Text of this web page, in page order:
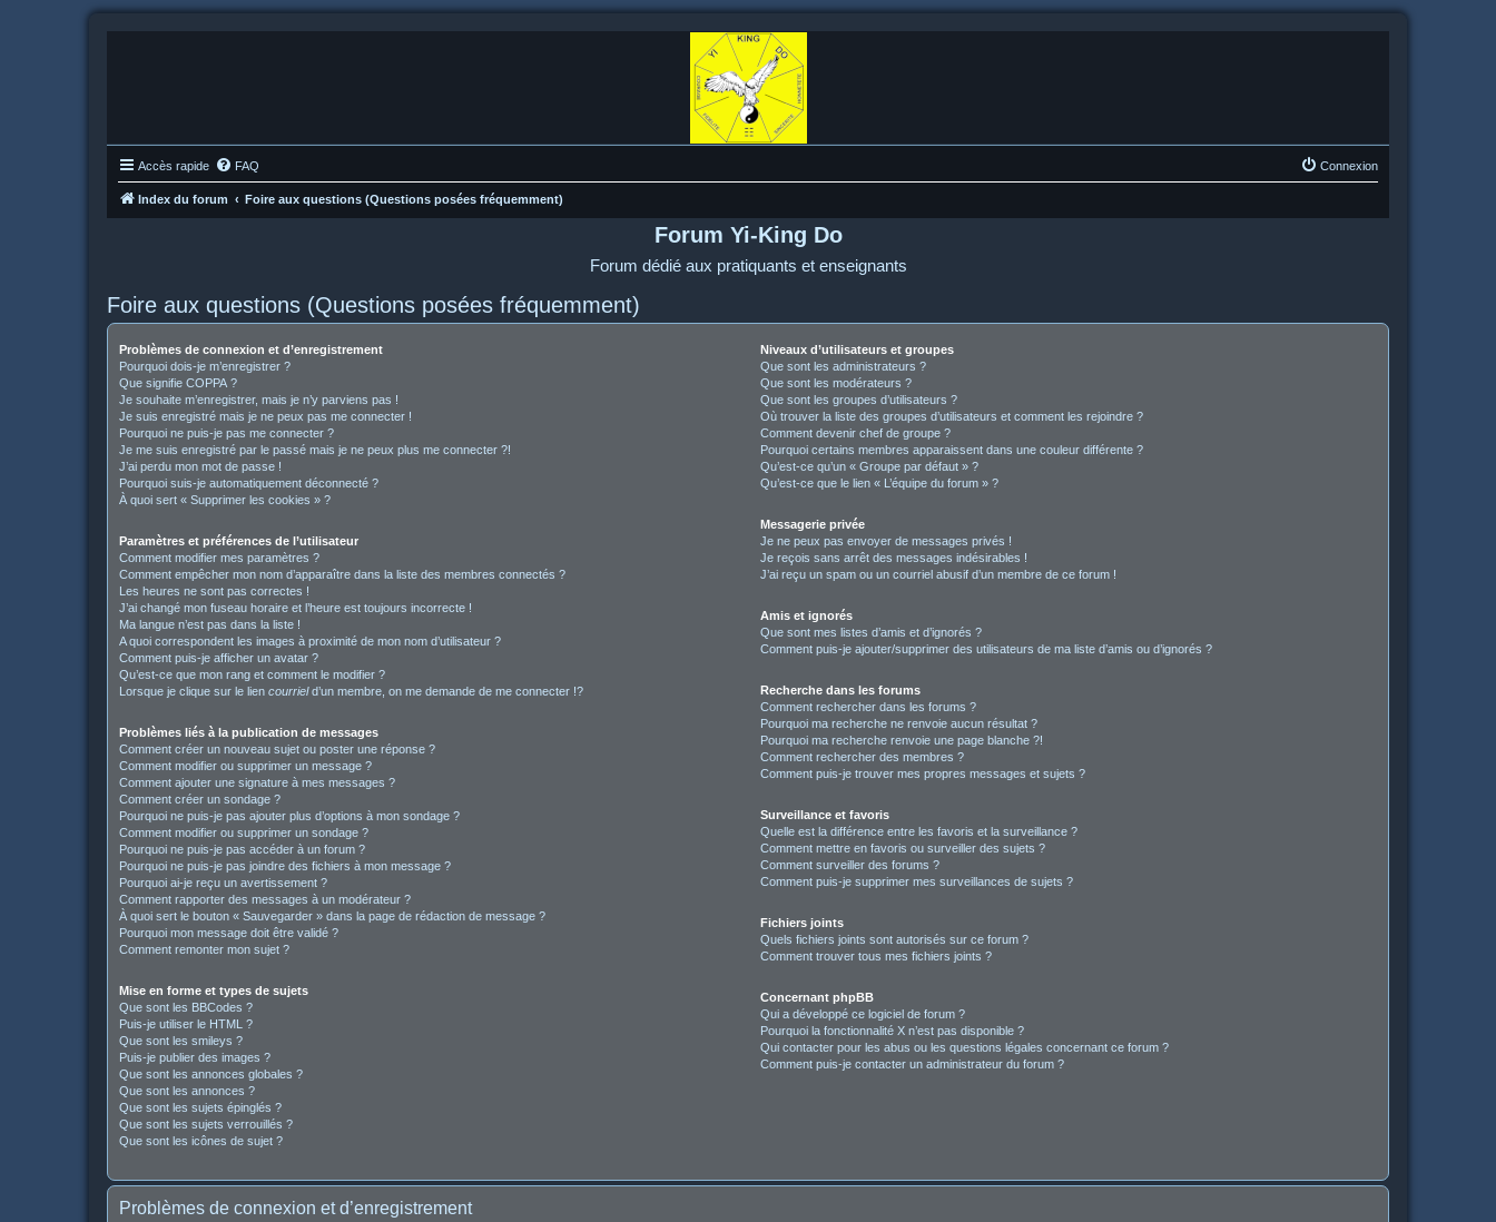
Accès rapide FAQ Connexion
Index du forum Foire aux questions (Questions posées fréquemment)
Forum Yi-King Do
Forum dédié aux pratiquants et enseignants
Foire aux questions (Questions posées fréquemment)
Problèmes de connexion et d’enregistrement
Pourquoi dois-je m’enregistrer ?
Que signifie COPPA ?
Je souhaite m’enregistrer, mais je n’y parviens pas !
Je suis enregistré mais je ne peux pas me connecter !
Pourquoi ne puis-je pas me connecter ?
Je me suis enregistré par le passé mais je ne peux plus me connecter ?!
J’ai perdu mon mot de passe !
Pourquoi suis-je automatiquement déconnecté ?
À quoi sert « Supprimer les cookies » ?
Paramètres et préférences de l’utilisateur
Comment modifier mes paramètres ?
Comment empêcher mon nom d’apparaître dans la liste des membres connectés ?
Les heures ne sont pas correctes !
J’ai changé mon fuseau horaire et l’heure est toujours incorrecte !
Ma langue n’est pas dans la liste !
A quoi correspondent les images à proximité de mon nom d’utilisateur ?
Comment puis-je afficher un avatar ?
Qu’est-ce que mon rang et comment le modifier ?
Lorsque je clique sur le lien courrield’un membre, on me demande de me connecter !?
Problèmes liés à la publication de messages
Comment créer un nouveau sujet ou poster une réponse ?
Comment modifier ou supprimer un message ?
Comment ajouter une signature à mes messages ?
Comment créer un sondage ?
Pourquoi ne puis-je pas ajouter plus d’options à mon sondage ?
Comment modifier ou supprimer un sondage ?
Pourquoi ne puis-je pas accéder à un forum ?
Pourquoi ne puis-je pas joindre des fichiers à mon message ?
Pourquoi ai-je reçu un avertissement ?
Comment rapporter des messages à un modérateur ?
À quoi sert le bouton « Sauvegarder » dans la page de rédaction de message ?
Pourquoi mon message doit être validé ?
Comment remonter mon sujet ?
Mise en forme et types de sujets
Que sont les BBCodes ?
Puis-je utiliser le HTML ?
Que sont les smileys ?
Puis-je publier des images ?
Que sont les annonces globales ?
Que sont les annonces ?
Que sont les sujets épinglés ?
Que sont les sujets verrouillés ?
Que sont les icônes de sujet ?
Niveaux d’utilisateurs et groupes
Que sont les administrateurs ?
Que sont les modérateurs ?
Que sont les groupes d’utilisateurs ?
Où trouver la liste des groupes d’utilisateurs et comment les rejoindre ?
Comment devenir chef de groupe ?
Pourquoi certains membres apparaissent dans une couleur différente ?
Qu’est-ce qu’un « Groupe par défaut » ?
Qu’est-ce que le lien « L’équipe du forum » ?
Messagerie privée
Je ne peux pas envoyer de messages privés !
Je reçois sans arrêt des messages indésirables !
J’ai reçu un spam ou un courriel abusif d’un membre de ce forum !
Amis et ignorés
Que sont mes listes d’amis et d’ignorés ?
Comment puis-je ajouter/supprimer des utilisateurs de ma liste d’amis ou d’ignorés ?
Recherche dans les forums
Comment rechercher dans les forums ?
Pourquoi ma recherche ne renvoie aucun résultat ?
Pourquoi ma recherche renvoie une page blanche ?!
Comment rechercher des membres ?
Comment puis-je trouver mes propres messages et sujets ?
Surveillance et favoris
Quelle est la différence entre les favoris et la surveillance ?
Comment mettre en favoris ou surveiller des sujets ?
Comment surveiller des forums ?
Comment puis-je supprimer mes surveillances de sujets ?
Fichiers joints
Quels fichiers joints sont autorisés sur ce forum ?
Comment trouver tous mes fichiers joints ?
Concernant phpBB
Qui a développé ce logiciel de forum ?
Pourquoi la fonctionnalité X n’est pas disponible ?
Qui contacter pour les abus ou les questions légales concernant ce forum ?
Comment puis-je contacter un administrateur du forum ?
Problèmes de connexion et d’enregistrement